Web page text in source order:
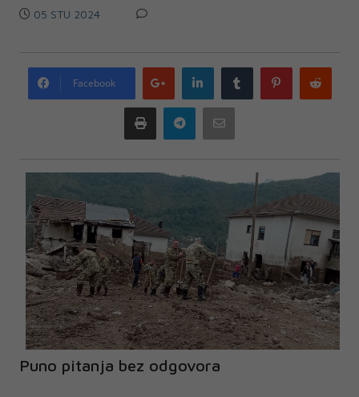
05 STU 2024
Facebook
Google
plus
LinkedIn Tumblr Pinterest
Print Telegram
Puno pitanja bez odgovora